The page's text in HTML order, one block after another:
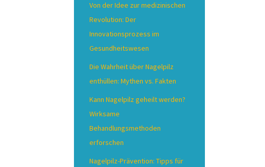
Von der Idee zur medizinischen
Revolution: Der
Innovationsprozess im
Gesundheitswesen
Die Wahrheit über Nagelpilz
enthüllen: Mythen vs. Fakten
Kann Nagelpilz geheilt werden?
Wirksame
Behandlungsmethoden
erforschen
Nagelpilz-Prävention: Tipps für